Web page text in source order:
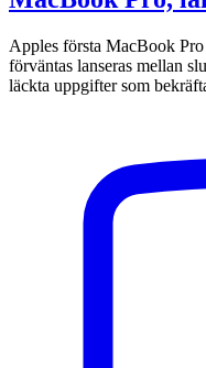
Apples första MacBook
förväntas lanseras mellan
läckta uppgifter som